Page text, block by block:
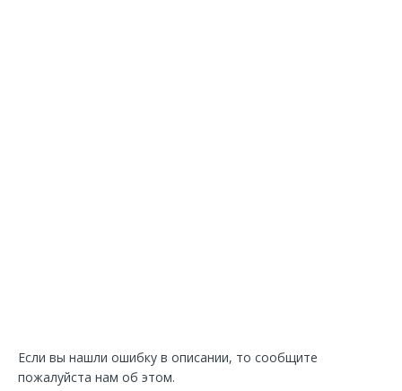
Если вы нашли ошибку в описании, то сообщите
пожалуйста нам об этом.